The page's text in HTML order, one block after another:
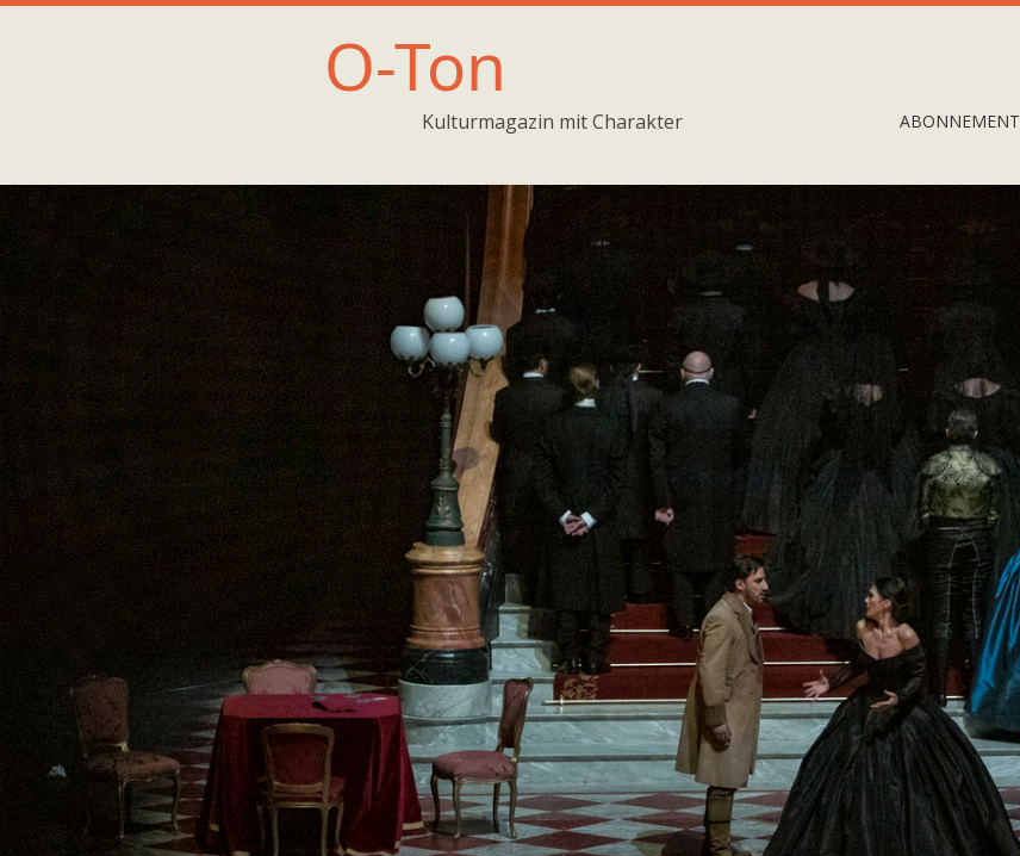
O-Ton
Kulturmagazin mit Charakter ABONNEMENT